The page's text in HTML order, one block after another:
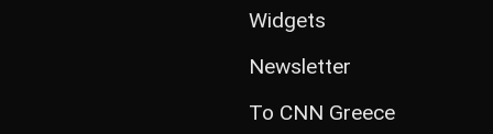
Widgets
Newsletter
Το CNN Greece